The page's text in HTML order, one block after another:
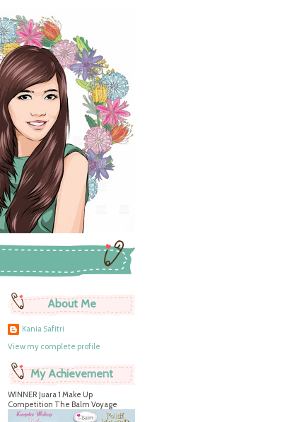
About Me
Kania Safitri
View my complete profile
My Achievement
WINNER Juara 1 Make Up
Competition The Balm Voyage